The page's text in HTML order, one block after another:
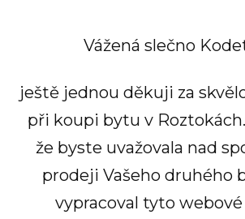
Vážená slečno
ještě jednou děkuji za
při koupi bytu v
že byste uvažovala nad
prodeji Vašeho druhého
vypracoval tyto webové